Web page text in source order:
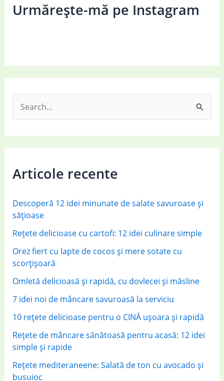
Urmărește-mă pe Instagram
e
a
r
h
o
r
Articole recente
Descoperă 12 idei minunate de salate savuroase și
sățioase
Rețete delicioase cu cartofi: 12 idei culinare simple
Orez fiert cu lapte de cocos și mere sotate cu
scorțișoară
Omletă delicioasă și rapidă, cu dovlecei și măsline
7 idei noi de mâncare savuroasă la serviciu
10 rețete delicioase pentru o CINĂ ușoara și rapidă
Rețete de mâncare sănătoasă pentru acasă: 12 idei
simple și rapide
Rețete mediteraneene: Salată de ton cu avocado și
busuioc